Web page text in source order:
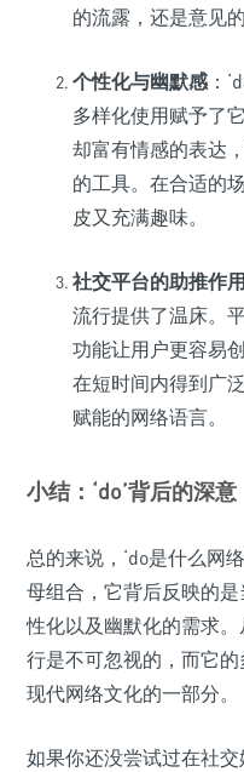
的流露，还是意见
个性化与幽默感 ：
多样化使用赋予了
却富有情感的表达
的工具。在合适的
皮又充满趣味。
社交平台的助推作用
流行提供了温床。
功能让用户更容易
在短时间内得到广
赋能的网络语言。
小结：‘do’背后的深意
总的来说，‘do是什么网
母组合，它背后反映的
性化以及幽默化的需求。
行是不可忽视的，而它
现代网络文化的一部分。
如果你还没尝试过在社交